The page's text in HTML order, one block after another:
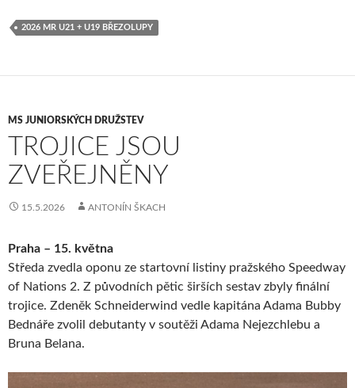
2026 MR U21 + U19 BŘEZOLUPY
MS JUNIORSKÝCH DRUŽSTEV
TROJICE JSOU
ZVEŘEJNĚNY
15.5.2026 ANTONÍN ŠKACH
Praha – 15. května
Středa zvedla oponu ze startovní listiny pražského Speedway
of Nations 2. Z původních pětic širších sestav zbyly finální
trojice. Zdeněk Schneiderwind vedle kapitána Adama Bubby
Bednáře zvolil debutanty v soutěži Adama Nejezchlebu a
Bruna Belana.